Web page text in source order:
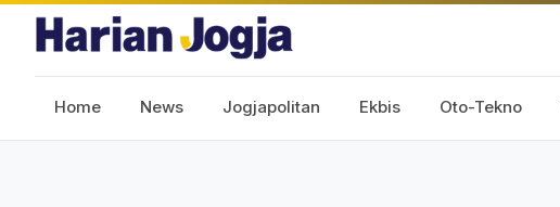
Home News Jogjapolitan Ekbis Oto-Tekno